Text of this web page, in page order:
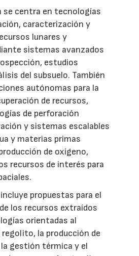
se centra en tecnologías
caracterización y
lunares y
sistemas avanzados
estudios
del subsuelo. También
autónomas para la
de recursos,
de perforación
y sistemas escalables
y materias primas
de oxígeno,
recursos de interés para
propuestas para el
los recursos extraídos
orientadas al
la producción de
gestión térmica y el